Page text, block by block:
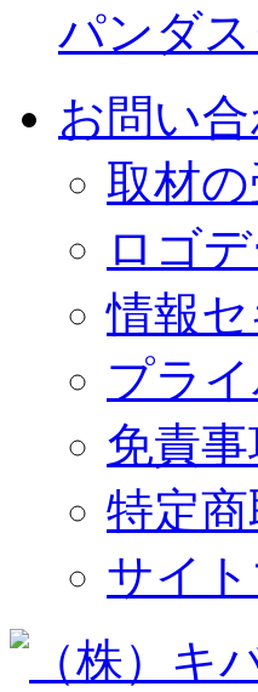
パンダ
お問い
取材
ロゴ
情報
プラ
免責
特定
サイ